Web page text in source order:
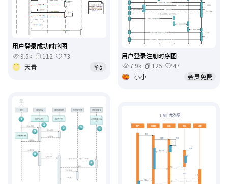
用户登录成功时序图
9.5k
112
73
天青
￥5
用户登录注册时序图
7.9k
125
47
小小
会员免费